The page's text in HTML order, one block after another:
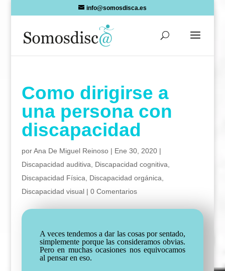
info@somosdisca.es
Como dirigirse a
una persona con
discapacidad
porAna De Miguel Reinoso| Ene 30, 2020|
Discapacidad auditiva
Discapacidad cognitiva
Discapacidad Física
Discapacidad orgánica
Discapacidad visual| 0 Comentarios
A veces tendemos a dar las cosas por sentado,
simplemente porque las consideramos obvias.
Pero en muchas ocasiones nos equivocamos
al pensar en eso.